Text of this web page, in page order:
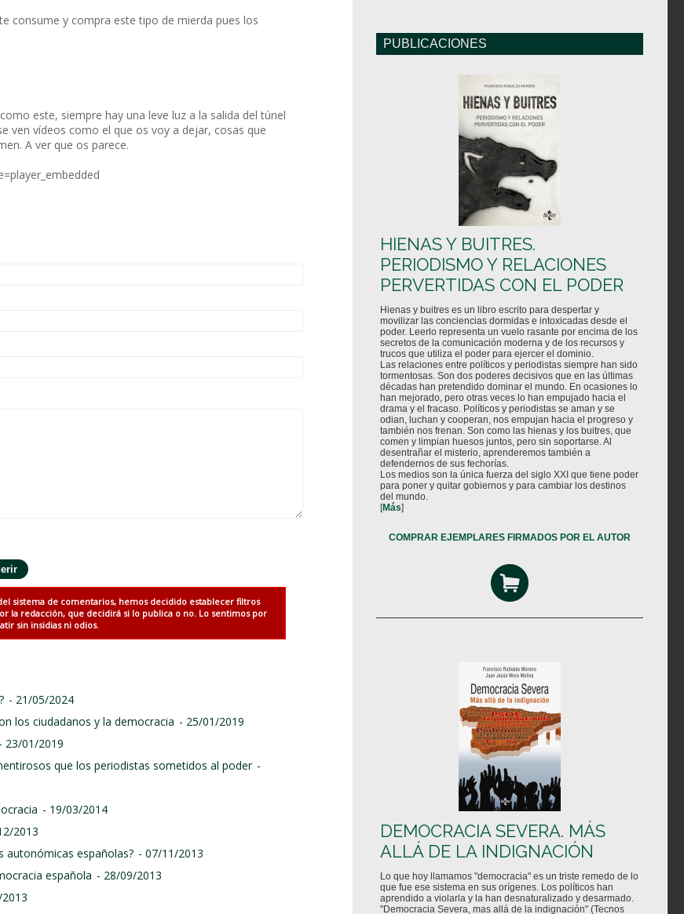
consume y compra este tipo de mierda pues los
este, siempre hay una leve luz a la salida del túnel
ven vídeos como el que os voy a dejar, cosas que
A ver que os parece.
sistema de comentarios, hemos decidido establecer filtros
la redacción, que decidirá si lo publica o no. Lo sentimos por
sin insidias ni odios.
- 21/05/2024
los ciudadanos y la democracia - 25/01/2019
- 23/01/2019
que los periodistas sometidos al poder -
- 19/03/2014
2013
autonómicas españolas? - 07/11/2013
española - 28/09/2013
PUBLICACIONES
HIENAS Y BUITRES.
PERIODISMO Y RELACIONES
PERVERTIDAS CON EL PODER
Hienas y buitres es un libro escrito para despertar y
movilizar las conciencias dormidas e intoxicadas desde el
poder. Leerlo representa un vuelo rasante por encima de los
secretos de la comunicación moderna y de los recursos y
trucos que utiliza el poder para ejercer el dominio.
Las relaciones entre políticos y periodistas siempre han sido
tormentosas. Son dos poderes decisivos que en las últimas
décadas han pretendido dominar el mundo. En ocasiones lo
han mejorado, pero otras veces lo han empujado hacia el
drama y el fracaso. Políticos y periodistas se aman y se
odian, luchan y cooperan, nos empujan hacia el progreso y
también nos frenan. Son como las hienas y los buitres, que
comen y limpian huesos juntos, pero sin soportarse. Al
desentrañar el misterio, aprenderemos también a
defendernos de sus fechorías.
Los medios son la única fuerza del siglo XXI que tiene poder
para poner y quitar gobiernos y para cambiar los destinos
del mundo.
[Más]
COMPRAR EJEMPLARES FIRMADOS POR EL AUTOR
DEMOCRACIA SEVERA. MÁS
ALLÁ DE LA INDIGNACIÓN
Lo que hoy llamamos "democracia" es un triste remedo de lo
que fue ese sistema en sus orígenes. Los políticos han
aprendido a violarla y la han desnaturalizado y desarmado.
"Democracia Severa, mas allá de la indignación" (Tecnos